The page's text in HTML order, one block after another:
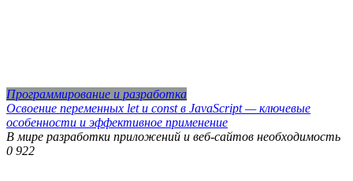
Программирование и разработка
Освоение переменных let и const в JavaScript — ключевые
особенности и эффективное применение
В мире разработки приложений и веб-сайтов необходимость
0 922